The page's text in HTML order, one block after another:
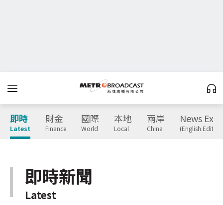
即時
Latest
財金
Finance
國際
World
本地
Local
兩岸
China
News
(English
即時新聞
Latest